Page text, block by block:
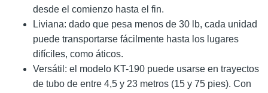
desde el comienzo hasta el fin.
Liviana: dado que pesa menos de 30 lb, cada unidad
puede transportarse fácilmente hasta los lugares
difíciles, como áticos.
Versátil: el modelo KT-190 puede usarse en trayectos
de tubo de entre 4,5 y 23 metros (15 y 75 pies). Con